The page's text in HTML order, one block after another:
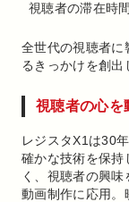
視聴者の滞在時
全世代の視聴者に
るきっかけを創出
視聴者の心を
レジスタX1は30
確かな技術を保持
く、視聴者の興
動画制作に応用。